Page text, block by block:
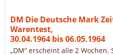
DM Die Deutsche Mark
Warentest,
30.04.1964 bis 06.05.1964
„DM“ erscheint alle 2